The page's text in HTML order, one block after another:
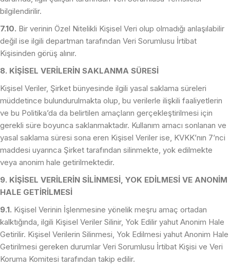
bilgilendirilir.
7.10. Bir verinin Özel Nitelikli Kişisel Veri olup olmadığı anlaşılabilir
değil ise ilgili departman tarafından Veri Sorumlusu İrtibat
Kişisinden görüş alınır.
8. KİŞİSEL VERİLERİN SAKLANMA SÜRESİ
Kişisel Veriler, Şirket bünyesinde ilgili yasal saklama süreleri
müddetince bulundurulmakta olup, bu verilerle ilişkili faaliyetlerin
ve bu Politika’da da belirtilen amaçların gerçekleştirilmesi için
gerekli süre boyunca saklanmaktadır. Kullanım amacı sonlanan ve
yasal saklama süresi sona eren Kişisel Veriler ise, KVKK’nın 7’nci
maddesi uyarınca Şirket tarafından silinmekte, yok edilmekte
veya anonim hale getirilmektedir.
9. KİŞİSEL VERİLERİN SİLİNMESİ, YOK EDİLMESİ VE ANONİM
HALE GETİRİLMESİ
9.1. Kişisel Verinin İşlenmesine yönelik meşru amaç ortadan
kalktığında, ilgili Kişisel Veriler Silinir, Yok Edilir yahut Anonim Hale
Getirilir. Kişisel Verilerin Silinmesi, Yok Edilmesi yahut Anonim Hale
Getirilmesi gereken durumlar Veri Sorumlusu İrtibat Kişisi ve Veri
Koruma Komitesi tarafından takip edilir.